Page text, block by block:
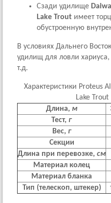
Сзади удилище
Lake Trout имеет
обустроенную
В условиях Дальнего
удилищ для ловли
т.д.
Характеристики Proteus
Lake Trout
Длина, м
Тест, г
Вес, г
Секции
Длина при перевозке, см
Материал колец
Материал бланка
Тип (телескоп, штекер)